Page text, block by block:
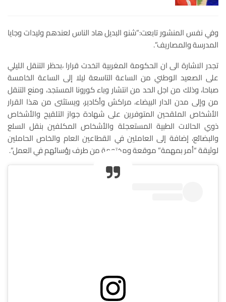
وفي نفس المنشور تابعت:”شنو البديل هاد الناس لعندهم وليدات وجايا
المدرسة والمصاريف”.
تجدر الاشارة الى ان الحكومة المغربية اتخدت قرارا ،بحظر التنقل الليلي
على الصعيد الوطني من الساعة التاسعة ليلا إلى الساعة الخامسة
صباحا، وذلك من اجل الحد من انتشار وباء كورونا المستجد، ومنع التنقل
من وإلى مدن الدار البيضاء، مراكش وأكادير، ويستثنى من هذا القرار
الأشخاص الملقحين المتوفرين على شهادة جواز التلقيح والأشخاص
ذوي الحالات الطبية المستعجلة والأشخاص المكلفين بنقل السلع
والبضائع، إضافة إلى العاملين في القطاعين العام والخاص الحاملين
لوثيقة “أمر بمهمة” موقعة ومختومة من طرف رؤسائهم في العمل”.